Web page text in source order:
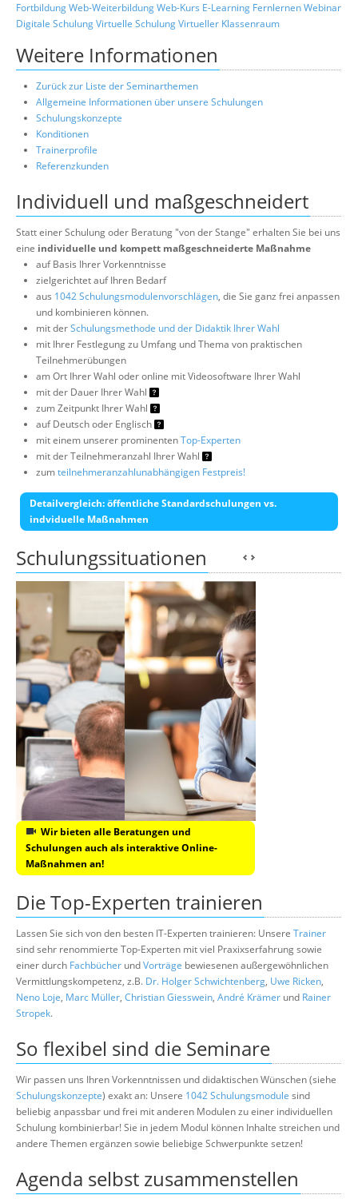
FortbildungWeb-WeiterbildungWeb-Kurs E-Learning FernlernenWebinar
Digitale SchulungVirtuelle SchulungVirtueller Klassenraum
Weitere Informationen
Zurück zur Liste der Seminarthemen
Allgemeine Informationen über unsere Schulungen
Schulungskonzepte
Konditionen
Trainerprofile
Referenzkunden
Individuell und maßgeschneidert
Statt einer Schulung oder Beratung "von der Stange" erhalten Sie bei uns
eine individuelle und kompett maßgeschneiderte Maßnahme
auf Basis Ihrer Vorkenntnisse
zielgerichtet auf Ihren Bedarf
aus 1042 Schulungsmodulenvorschlägen, die Sie ganz frei anpassen
und kombinieren können.
mit derSchulungsmethode und der Didaktik Ihrer Wahl
mit Ihrer Festlegung zu Umfang und Thema von praktischen
Teilnehmerübungen
am Ort Ihrer Wahl oder online mit Videosoftware Ihrer Wahl
mit der Dauer Ihrer Wahl
zum Zeitpunkt Ihrer Wahl
auf Deutsch oder Englisch
mit einem unserer prominentenTop-Experten
mit der Teilnehmeranzahl Ihrer Wahl
zumteilnehmeranzahlunabhängigen Festpreis!
Detailvergleich: öffentliche Standardschulungen vs.
indviduelle Maßnahmen
Schulungssituationen
Wir bieten alle Beratungen und
Schulungen auch als interaktive Online-
Maßnahmen an!
Die Top-Experten trainieren
Lassen Sie sich von den besten IT-Experten trainieren: Unsere Trainer
sind sehr renommierte Top-Experten mit viel Praxixserfahrung sowie
einer durch Fachbücher undVorträge bewiesenen außergewöhnlichen
Vermittlungskompetenz, z.B. Dr. Holger Schwichtenberg, Uwe Ricken,
Neno Loje, Marc Müller, Christian Giesswein, André Krämer und Rainer
Stropek.
So flexibel sind die Seminare
Wir passen uns Ihren Vorkenntnissen und didaktischen Wünschen (siehe
Schulungskonzepte) exakt an: Unsere 1042 Schulungsmodule sind
beliebig anpassbar und frei mit anderen Modulen zu einer individuellen
Schulung kombinierbar! Sie in jedem Modul können Inhalte streichen und
andere Themen ergänzen sowie beliebige Schwerpunkte setzen!
Agenda selbst zusammenstellen